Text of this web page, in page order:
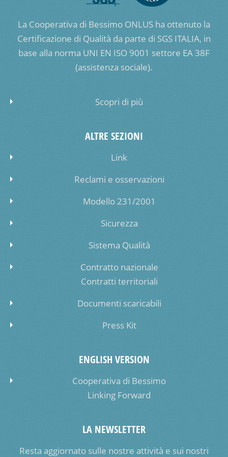
La Cooperativa di Bessimo ONLUS ha ottenuto la
Certificazione di Qualità da parte di SGS ITALIA, in
base alla norma UNI EN ISO 9001 settore EA 38F
(assistenza sociale).
Scopri di più
ALTRE SEZIONI
Link
Reclami e osservazioni
Modello 231/2001
Sicurezza
Sistema Qualità
Contratto nazionale
Contratti territoriali
Documenti scaricabili
Press Kit
ENGLISH VERSION
Cooperativa di Bessimo
Linking Forward
LA NEWSLETTER
Resta aggiornato sulle nostre attività e sui nostri